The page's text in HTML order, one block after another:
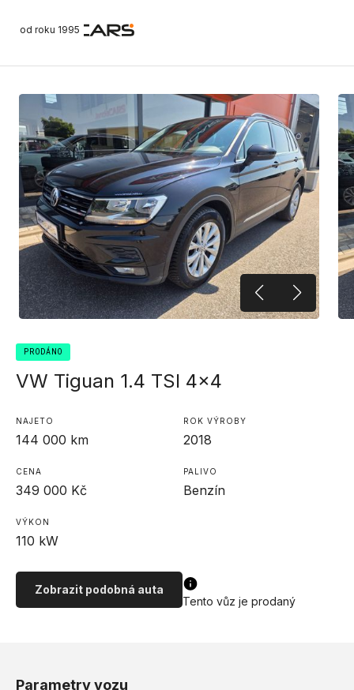
od roku 1995
VW Tiguan 1.4 TSI 4x4
PRODÁNO
NAJETO
144 000 km
ROK VÝROBY
2018
CENA
349 000 Kč
PALIVO
Benzín
VÝKON
110 kW
Zobrazit podobná auta
Tento vůz je prodaný
Parametry vozu